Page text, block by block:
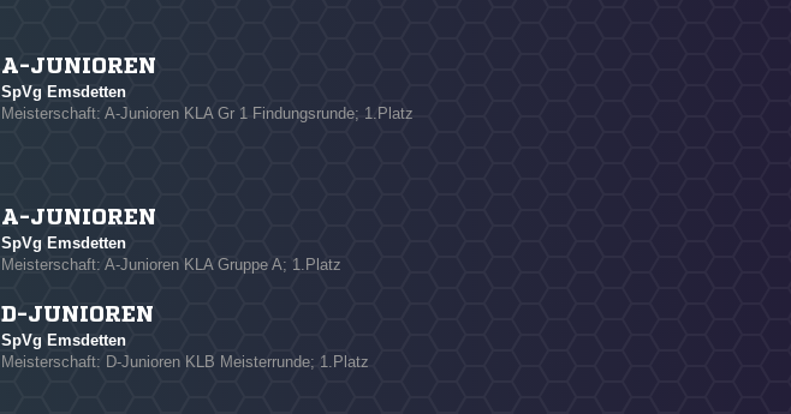
A-JUNIOREN
SpVg Emsdetten
Meisterschaft: A-Junioren KLA Gr 1 Findungsrunde; 1.Platz
A-JUNIOREN
SpVg Emsdetten
Meisterschaft: A-Junioren KLA Gruppe A; 1.Platz
D-JUNIOREN
SpVg Emsdetten
Meisterschaft: D-Junioren KLB Meisterrunde; 1.Platz